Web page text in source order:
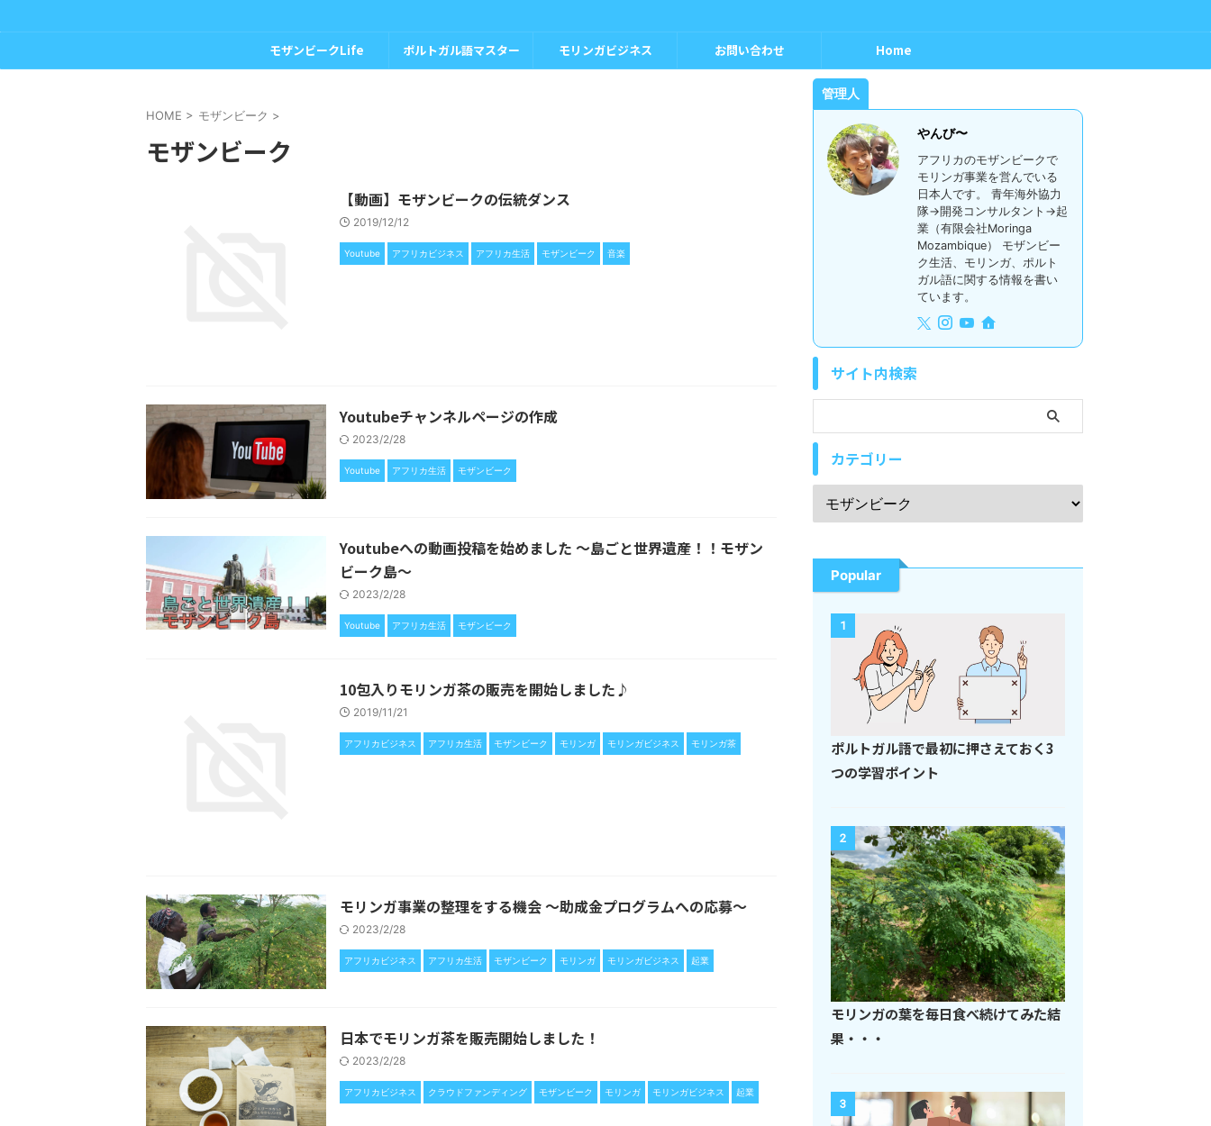
モザンビークLife ポルトガル語マスター モリンガビジネス お問い合わせ Home
HOME > モザンビーク >
モザンビーク
【動画】モザンビークの伝統ダンス
2019/12/12
Youtube アフリカビジネス アフリカ生活 モザンビーク 音楽
Youtubeチャンネルページの作成
2023/2/28
Youtube アフリカ生活 モザンビーク
Youtubeへの動画投稿を始めました 〜島ごと世界遺産！！モザン
ビーク島〜
2023/2/28
Youtube アフリカ生活 モザンビーク
10包入りモリンガ茶の販売を開始しました♪
2019/11/21
アフリカビジネス アフリカ生活 モザンビーク モリンガ モリンガビジネス モリンガ茶
モリンガ事業の整理をする機会 〜助成金プログラムへの応募〜
2023/2/28
アフリカビジネス アフリカ生活 モザンビーク モリンガ モリンガビジネス 起業
日本でモリンガ茶を販売開始しました！
2023/2/28
アフリカビジネス クラウドファンディング モザンビーク モリンガ モリンガビジネス 起業
管理人
やんび〜
アフリカのモザンビークで
モリンガ事業を営んでいる
日本人です。 青年海外協力
隊→開発コンサルタント→起
業（有限会社Moringa
Mozambique） モザンビー
ク生活、モリンガ、ポルト
ガル語に関する情報を書い
ています。
サイト内検索
カテゴリー
Popular
1
ポルトガル語で最初に押さえておく3
つの学習ポイント
2
モリンガの葉を毎日食べ続けてみた結
果・・・
3